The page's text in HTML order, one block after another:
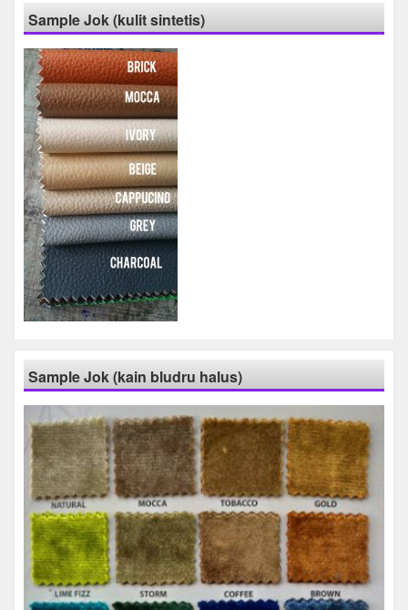
Sample Jok (kulit sintetis)
Sample Jok (kain bludru halus)